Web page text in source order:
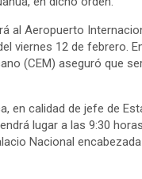
al Aeropuerto
viernes 12 de febrero.
(CEM) aseguró que
en calidad de jefe de
lugar a las 9:30
Nacional